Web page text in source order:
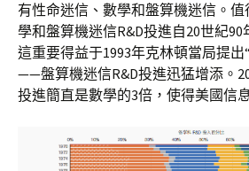
有性命迷信、數學和盤算機迷信。
學和盤算機迷信R&D投進自20世紀90
這重要得益于1993年克林頓當局提
——盤算機迷信R&D投進迅猛增添。
投進簡直是數學的3倍，使得美國信